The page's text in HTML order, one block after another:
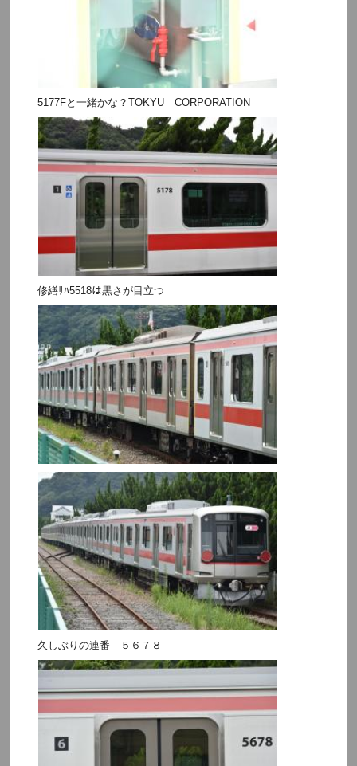
5177Fと一緒かな？TOKYU CORPORATION
修繕ｻﾊ5518は黒さが目立つ
久しぶりの連番 ５６７８